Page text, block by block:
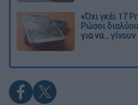
«Όχι γκέι 17
Ρώσοι
για να...